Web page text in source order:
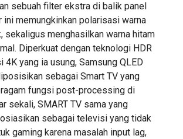
sebuah filter ekstra di balik panel
ini memungkinkan polarisasi warna
sekaligus menghasilkan warna hitam
Diperkuat dengan teknologi HDR
4K yang ia usung, Samsung QLED
sebagai Smart TV yang
fungsi post-processing di
sekali, SMART TV sama yang
sebagai televisi yang tidak
gaming karena masalah input lag,